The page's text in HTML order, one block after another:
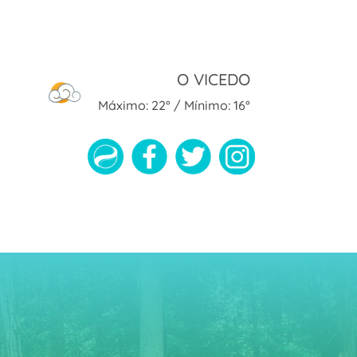
O VICEDO
Máximo: 22° / Mínimo: 16°